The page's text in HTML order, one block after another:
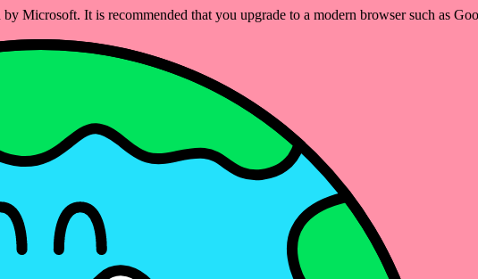
Microsoft. It is recommended that you upgrade to a modern browser such as